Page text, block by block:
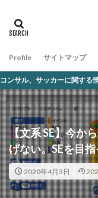
Profile サイトマップ
る情報を発信していきます。
【文系 SE】今か
げない。SEを目
2020年4月3日